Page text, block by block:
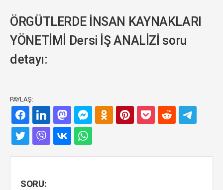
ÖRGÜTLERDE İNSAN KAYNAKLARI
YÖNETİMİ Dersi İŞ ANALİZİ soru
detayı:
PAYLAŞ:
SORU: